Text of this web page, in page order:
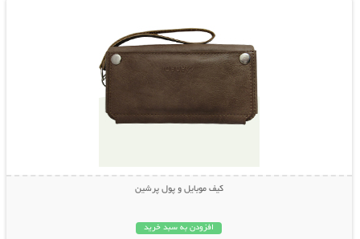
کیف موبایل و پول پرشین
افزودن به سبد خرید